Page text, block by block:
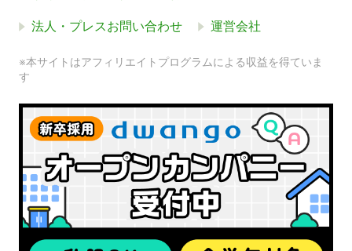
法人・プレスお問い合わせ 運営会社
※本サイトはアフィリエイトプログラムによる収益を得ていま
す